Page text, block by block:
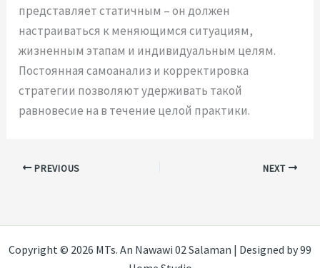
представляет статичным – он должен
настраиваться к меняющимся ситуациям,
жизненным этапам и индивидуальным целям.
Постоянная самоанализ и корректировка
стратегии позволяют удерживать такой
равновесие на в течение целой практики.
PREVIOUS NEXT
Copyright © 2026 MTs. An Nawawi 02 Salaman | Designed by 99